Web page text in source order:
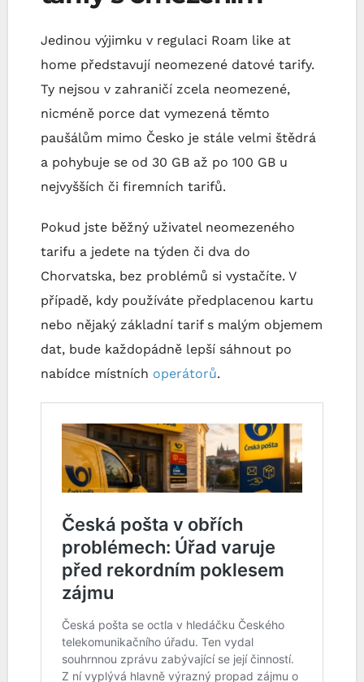
Jedinou výjimku v regulaci Roam like at
home představují neomezené datové tarify.
Ty nejsou v zahraničí zcela neomezené,
nicméně porce dat vymezená těmto
paušálům mimo Česko je stále velmi štědrá
a pohybuje se od 30 GB až po 100 GB u
nejvyšších či firemních tarifů.
Pokud jste běžný uživatel neomezeného
tarifu a jedete na týden či dva do
Chorvatska, bez problémů si vystačíte. V
případě, kdy používáte předplacenou kartu
nebo nějaký základní tarif s malým objemem
dat, bude každopádně lepší sáhnout po
nabídce místních operátorů.